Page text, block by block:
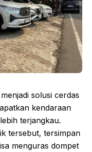
solusi cerdas
kendaraan
terjangkau.
tersebut, tersimpan
menguras dompet